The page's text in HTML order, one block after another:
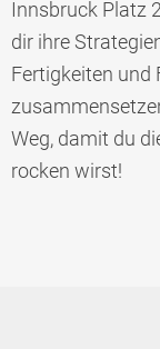
Innsbruck Platz
dir ihre
Fertigkeiten und
Weg, damit du
rocken wirst!